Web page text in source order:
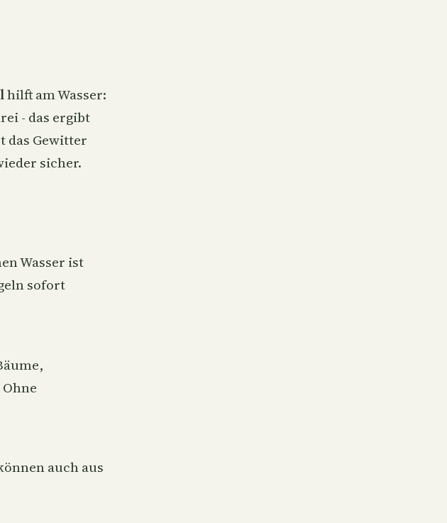
hilft am Wasser:
- das ergibt
das Gewitter
sicher.
Wasser ist
sofort
auch aus